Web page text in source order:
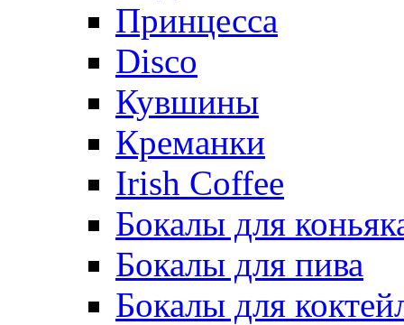
Принцесса
Disco
Кувшины
Креманки
Irish Coffee
Бокалы для
Бокалы для пива
Бокалы для